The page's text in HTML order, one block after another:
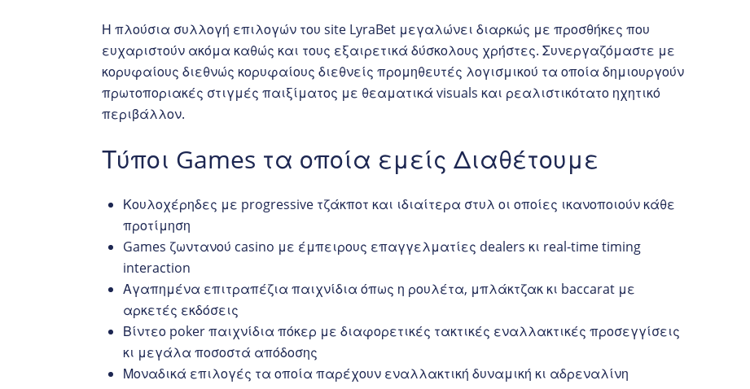
Η πλούσια συλλογή επιλογών του site LyraBet μεγαλώνει διαρκώς με προσθήκες που
ευχαριστούν ακόμα καθώς και τους εξαιρετικά δύσκολους χρήστες. Συνεργαζόμαστε με
κορυφαίους διεθνώς κορυφαίους διεθνείς προμηθευτές λογισμικού τα οποία δημιουργούν
πρωτοποριακές στιγμές παιξίματος με θεαματικά visuals και ρεαλιστικότατο ηχητικό
περιβάλλον.
Τύποι Games τα οποία εμείς Διαθέτουμε
Κουλοχέρηδες με progressive τζάκποτ και ιδιαίτερα στυλ οι οποίες ικανοποιούν κάθε
προτίμηση
Games ζωντανού casino με έμπειρους επαγγελματίες dealers κι real-time timing
interaction
Αγαπημένα επιτραπέζια παιχνίδια όπως η ρουλέτα, μπλάκτζακ κι baccarat με
αρκετές εκδόσεις
Βίντεο poker παιχνίδια πόκερ με διαφορετικές τακτικές εναλλακτικές προσεγγίσεις
κι μεγάλα ποσοστά απόδοσης
Μοναδικά επιλογές τα οποία παρέχουν εναλλακτική δυναμική κι αδρεναλίνη